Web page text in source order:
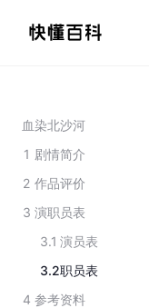
血染北沙河
1 剧情简介
2 作品评价
3 演职员表
3.1 演员表
3.2职员表
4 参考资料